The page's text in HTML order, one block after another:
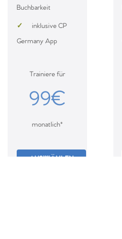
Buchbarkeit
✓ inklusive CP
Germany App
Trainiere für
99€
monatlich*
AUSWÄHLEN